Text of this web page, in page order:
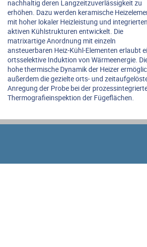
nachhaltig deren Langzeitzuverlässigkeit zu
erhöhen. Dazu werden keramische
mit hoher lokaler Heizleistung und integrierten
aktiven Kühlstrukturen entwickelt. Die
matrixartige Anordnung mit einzeln
ansteuerbaren Heiz-Kühl-Elementen erlaubt
ortsselektive Induktion von Wärmeenergie.
hohe thermische Dynamik der Heizer
außerdem die gezielte orts- und
Anregung der Probe bei der
Thermografieinspektion der Fügeflächen.